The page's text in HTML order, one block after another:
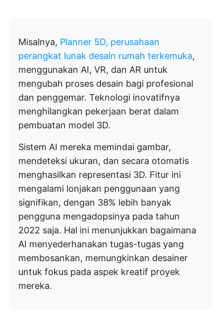
Misalnya, Planner 5D, perusahaan
perangkat lunak desain rumah terkemuka,
menggunakan AI, VR, dan AR untuk
mengubah proses desain bagi profesional
dan penggemar. Teknologi inovatifnya
menghilangkan pekerjaan berat dalam
pembuatan model 3D.
Sistem AI mereka memindai gambar,
mendeteksi ukuran, dan secara otomatis
menghasilkan representasi 3D. Fitur ini
mengalami lonjakan penggunaan yang
signifikan, dengan 38% lebih banyak
pengguna mengadopsinya pada tahun
2022 saja. Hal ini menunjukkan bagaimana
AI menyederhanakan tugas-tugas yang
membosankan, memungkinkan desainer
untuk fokus pada aspek kreatif proyek
mereka.